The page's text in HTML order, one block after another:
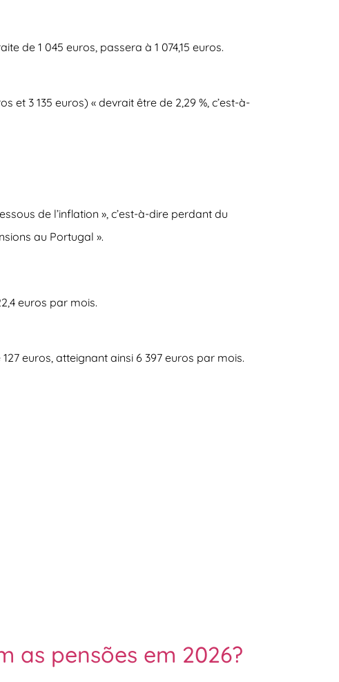
de 1 045 euros, passera à 1 074,15 euros.
et 3 135 euros) « devrait être de 2,29 % , c’est-à-
de l’inflation », c’est-à-dire perdant du
au Portugal ».
euros par mois.
euros, atteignant ainsi 6 397 euros par mois.
as pensões em 2026?